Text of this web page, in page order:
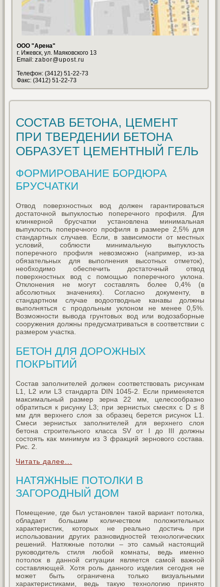
ООО "Арена"
г. Ижевск, ул. Маяковского 13
Email: zabor@upost.ru
Телефон: (3412) 51-22-73
Факс: (3412) 51-22-73
СОСТАВ БЕТОНА, ЦЕМЕНТ
ПРИ ТВЕРДЕНИИ БЕТОНА
ОБРАЗУЕТ ЦЕМЕНТНЫЙ ГЕЛЬ
ФОРМИРОВАНИЕ БОРДЮРА
БРУСЧАТКИ
Отвод поверхностных вод должен гарантироваться
достаточной выпуклостью поперечного профиля. Для
клинкерной брусчатки установлена минимальная
выпуклость поперечного профиля в размере 2,5% для
стандартных случаев. Если, в зависимости от местных
условий, соблюсти минимальную выпуклость
поперечного профиля невозможно (например, из-за
обязательных для выполнения высотных отметок),
необходимо обеспечить достаточный отвод
поверхностных вод с помощью поперечного уклона.
Отклонения не могут составлять более 0,4% (в
абсолютных значениях). Согласно документу, в
стандартном случае водоотводные канавы должны
выполняться с продольным уклоном не менее 0,5%.
Возможности вывода грунтовых вод или водозаборные
сооружения должны предусматриваться в соответствии с
размером участка.
БЕТОН ДЛЯ ДОРОЖНЫХ
ПОКРЫТИЙ
Состав заполнителей должен соответствовать рисункам
L1, L2 или L3 стандарта DIN 1045-2. Если применяется
максимальный размер зерна 22 мм, целесообразно
обратиться к рисунку L3; при зернистых смесях с D ≤ 8
мм для верхнего слоя за образец берется рисунок L1.
Смеси зернистых заполнителей для верхнего слоя
бетона строительного класса SV от I до III должны
состоять как минимум из 3 фракций зернового состава.
Рис. 2.
Читать далее...
НАТЯЖНЫЕ ПОТОЛКИ В
ЗАГОРОДНЫЙ ДОМ
Помещение, где был установлен такой вариант потолка,
обладает большим количеством положительных
характеристик, которых не реально достичь при
использовании других разновидностей технологических
решений. Натяжные потолки – это самый настоящий
руководитель стиля любой комнаты, ведь именно
потолок в данной ситуации является самой важной
составляющей. Хотя роль данного изделия сегодня не
может быть ограничена только визуальными
характеристиками, ведь такую технологию принято